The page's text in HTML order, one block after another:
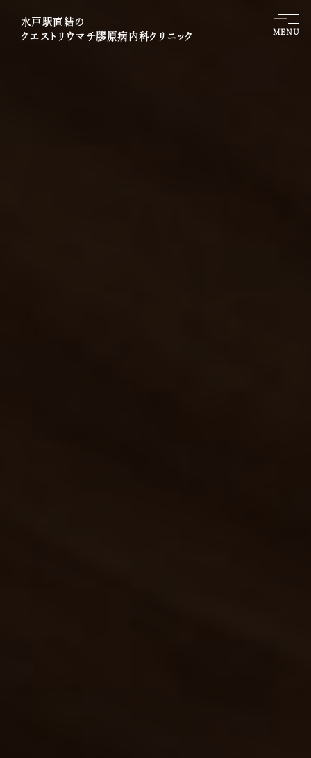
MENU
水戸駅直結の
クエストリウマチ膠原病内科クリニック